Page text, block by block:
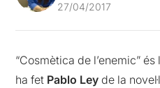
27/04/2017
“Cosmètica de l’enemic”
ha fet Pablo Ley de la